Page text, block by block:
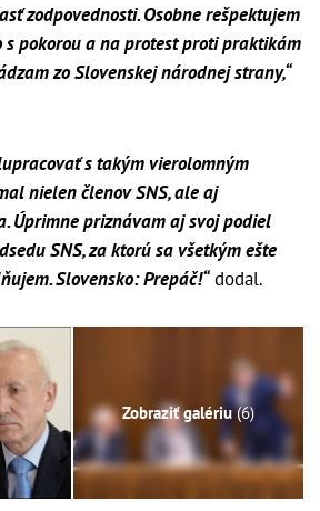
zodpovednosti. Osobne rešpektujem
s pokorou a na protest proti praktikám
zo Slovenskej národnej strany,“
s takým vierolomným
nielen členov SNS, ale aj
Úprimne priznávam aj svoj podiel
SNS, za ktorú sa všetkým ešte
Slovensko: Prepáč!“dodal.
Zobraziť galériu(6)